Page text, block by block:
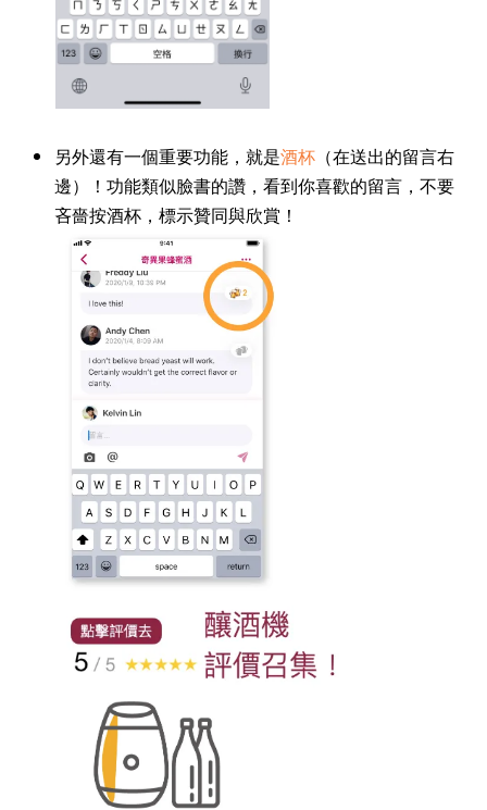
另外還有一個重要功能，就是酒杯 （在送出的留言右
邊）！功能類似臉書的讚，看到你喜歡的留言，不要
吝嗇按酒杯，標示贊同與欣賞！